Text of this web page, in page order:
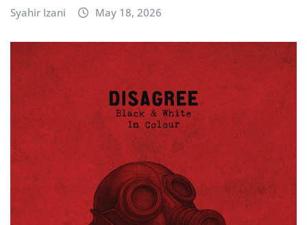
Syahir Izani May 18, 2026